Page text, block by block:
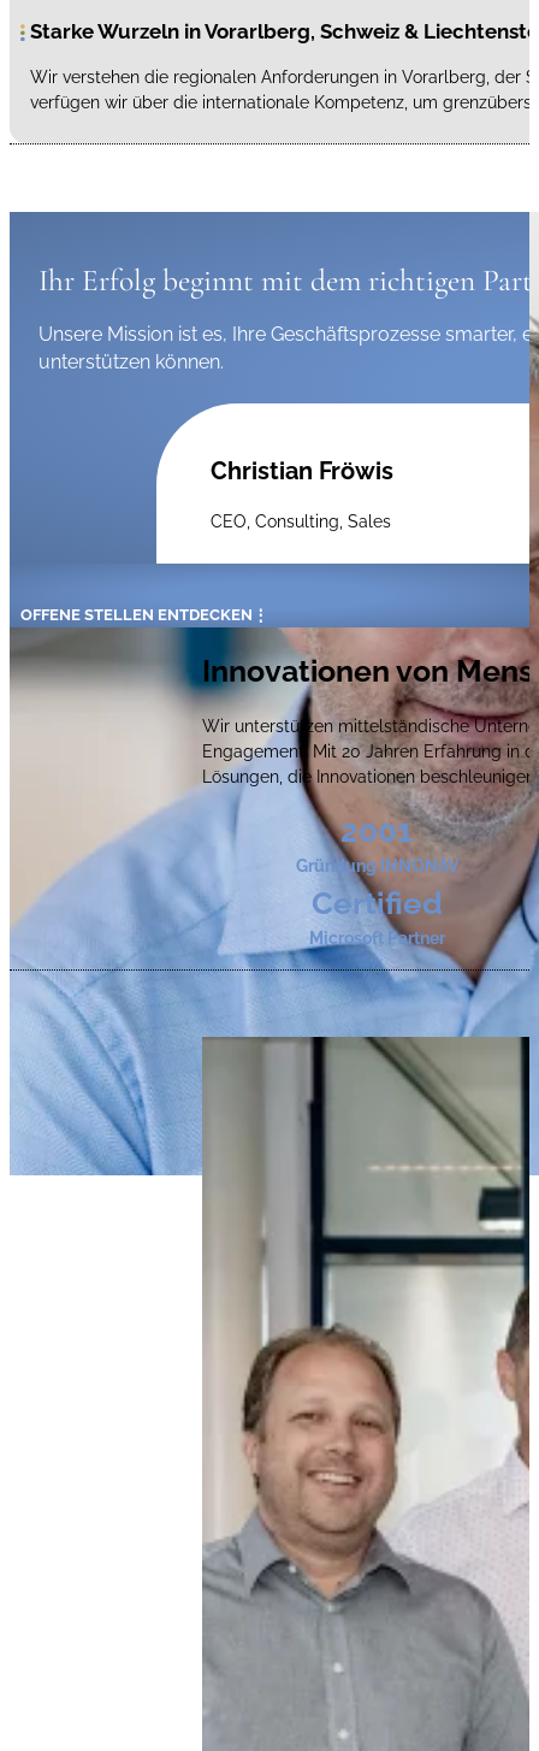
Starke Wurzeln in Vorarlberg, Schweiz &
Wir verstehen die regionalen Anforderungen in Vorarlberg, der
verfügen wir über die internationale Kompetenz, um
Ihr Erfolg beginnt mit dem richtigen
Unsere Mission ist es, Ihre Geschäftsprozesse smarter,
unterstützen können.
Christian Fröwis
CEO, Consulting, Sales
OFFENE STELLEN ENTDECKEN
Innovationen von
Wir unterstützen mittelständische
Engagement. Mit 20 Jahren Erfahrung in
Lösungen, die Innovationen
2001
Gründung INNONAV
Certified
Microsoft Partner